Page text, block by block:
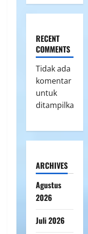
RECENT
COMMENTS
Tidak ada
komentar
untuk
ditampilkan.
ARCHIVES
Agustus
2026
Juli 2026